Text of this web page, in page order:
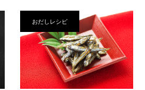
おだしレシピ